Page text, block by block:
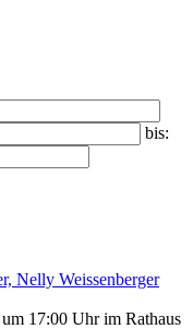
bis:
Nelly Weissenberger
17:00 Uhr im Rathaus